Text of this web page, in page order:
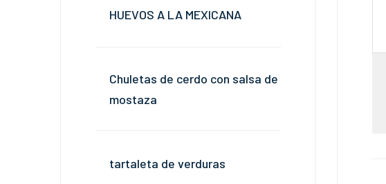
HUEVOS A LA MEXICANA
Chuletas de cerdo con salsa de
mostaza
tartaleta de verduras